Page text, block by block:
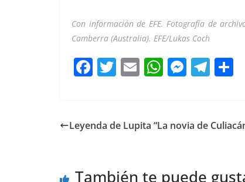
Con información de EFE. Fotografía de
Camberra (Australia). EFE/Lukas Coch
F
e
T
er
E
l
W
s
M
e
T
gr p
Leyenda de Lupita “La novia de
También te puede